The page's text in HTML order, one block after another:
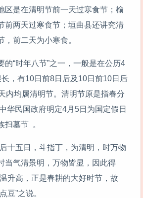
区是在清明节前一天过寒食节；榆
前两天过寒食节；垣曲县还讲究清
，前二天为小寒食。
“时年八节”之一，一般是在公历4
，有10日前8日后及10日前10日后
内均属清明节。清明节原是指春分
华民国政府明定4月5日为国定假日
扫墓节 。
十五日，斗指丁，为清明，时万物
当气清景明，万物皆显，因此得
升高，正是春耕的大好时节，故
豆”之说。